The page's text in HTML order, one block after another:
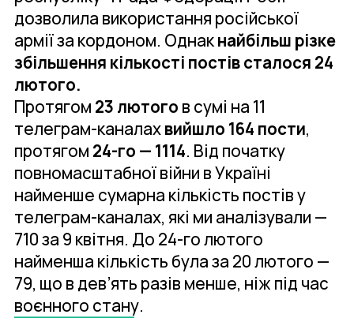
дозволила використання російської
армії за кордоном. Однакнайбільш різке
збільшення кількості постів сталося 24
лютого.
Протягом 23 лютого в сумі на 11
телеграм-каналахвийшло 164 пости,
протягом 24-го — 1114. Від початку
повномасштабної війни в Україні
найменше сумарна кількість постів у
телеграм-каналах, які ми аналізували —
710 за 9 квітня. До 24-го лютого
найменша кількість була за 20 лютого —
79, що в дев’ять разів менше, ніж під час
воєнного стану.